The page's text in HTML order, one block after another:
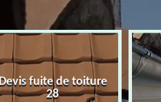
Devis fuite de toiture
28